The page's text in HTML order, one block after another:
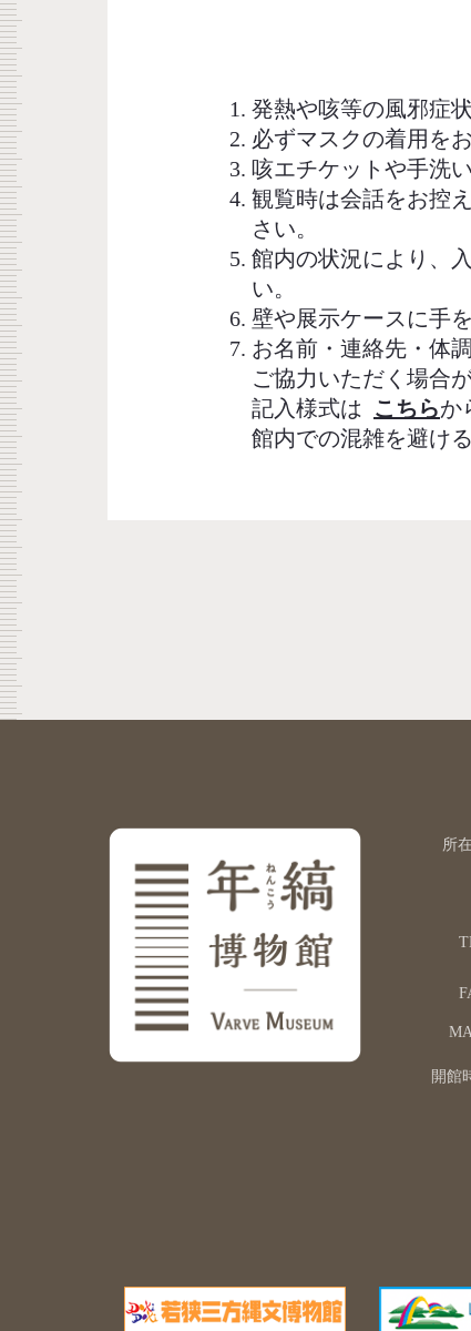
発熱や咳等の風邪症
必ずマスクの着用を
咳エチケットや手洗
観覧時は会話をお控
さい。
館内の状況により、
い。
壁や展示ケースに手
お名前・連絡先・体
ご協力いただく場合
記入様式は
こちらか
館内での混雑を避け
所
開館